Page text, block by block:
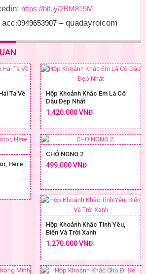
https://bit.ly/2BM815M
acc:0949653907 – quadayroicom
Ta Về
Hộp Khoảnh Khắc Em Là Cô
Dâu Đẹp Nhất
1.420.000 VNĐ
Here
CHÓ NONO 2
499.000 VNĐ
Hộp Khoảnh Khắc Tình Yêu,
Biển Và Trời Xanh
1.270.000 VNĐ